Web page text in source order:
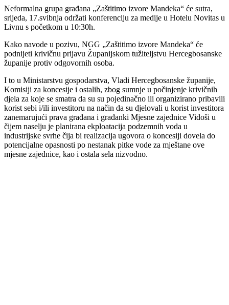
Neformalna grupa građana „Zaštitimo izvore Mandeka“ će sutra,
srijeda, 17.svibnja održati konferenciju za medije u Hotelu Novitas u
Livnu s početkom u 10:30h.
Kako navode u pozivu, NGG „Zaštitimo izvore Mandeka“ će
podnijeti krivičnu prijavu Županijskom tužiteljstvu Hercegbosanske
županije protiv odgovornih osoba.
I to u Ministarstvu gospodarstva, Vladi Hercegbosanske županije,
Komisiji za koncesije i ostalih, zbog sumnje u počinjenje krivičnih
djela za koje se smatra da su su pojedinačno ili organizirano pribavili
korist sebi i/ili investitoru na način da su djelovali u korist investitora
zanemarujući prava građana i građanki Mjesne zajednice Vidoši u
čijem naselju je planirana ekploatacija podzemnih voda u
industrijske svrhe čija bi realizacija ugovora o koncesiji dovela do
potencijalne opasnosti po nestanak pitke vode za mještane ove
mjesne zajednice, kao i ostala sela nizvodno.